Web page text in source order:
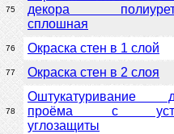
75
декора
сплошная
76 Окраска стен в 1 слой
77 Окраска стен в 2 слоя
78
Оштукатуривание
проёма с
углозащиты